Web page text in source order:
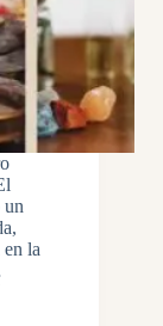
un
la